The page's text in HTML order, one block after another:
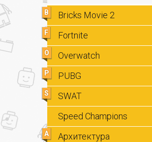
B Bricks Movie 2
F Fortnite
O Overwatch
P PUBG
S
SWAT
Speed Champions
А Архитектура